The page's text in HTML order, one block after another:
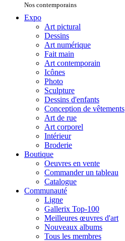
Nos contemporains
Expo
Art pictural
Dessins
Art numérique
Fait main
Art contemporain
Icônes
Photo
Sculpture
Dessins d'enfants
Conception de vêtements
Art de rue
Art corporel
Intérieur
Broderie
Boutique
Oeuvres en vente
Commander un tableau
Catalogue
Communauté
Ligne
Gallerix Top-100
Meilleures œuvres d'art
Nouveaux albums
Tous les membres